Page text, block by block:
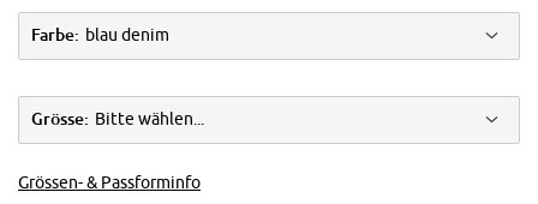
Farbe: blau denim
Grösse: Bitte wählen...
Grössen- & Passforminfo